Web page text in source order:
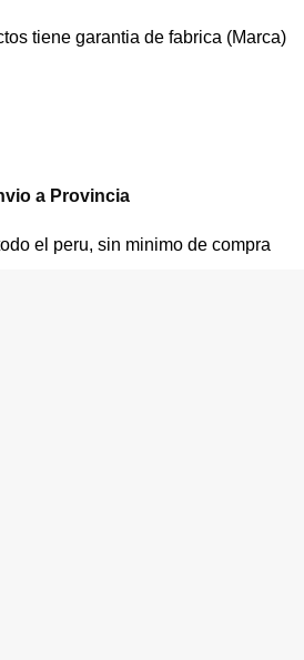
tiene garantia de fabrica (Marca)
a Provincia
el peru, sin minimo de compra